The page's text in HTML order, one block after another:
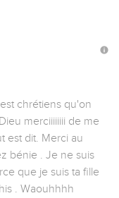
chrétiens qu'on
merciiiiiiii de me
est dit. Merci au
bénie . Je ne suis
que je suis ta fille
. Waouhhhh